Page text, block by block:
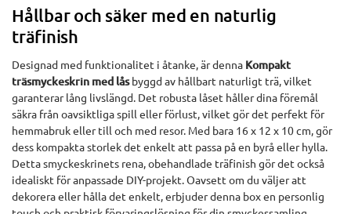
Hållbar och säker med en naturlig
träfinish
Designad med funktionalitet i åtanke, är denna Kompakt
träsmyckeskrin med låsbyggd av hållbart naturligt trä, vilket
garanterar lång livslängd. Det robusta låset håller dina föremål
säkra från oavsiktliga spill eller förlust, vilket gör det perfekt för
hemmabruk eller till och med resor. Med bara 16 x 12 x 10 cm, gör
dess kompakta storlek det enkelt att passa på en byrå eller hylla.
Detta smyckeskrinets rena, obehandlade träfinish gör det också
idealiskt för anpassade DIY-projekt. Oavsett om du väljer att
dekorera eller hålla det enkelt, erbjuder denna box en personlig